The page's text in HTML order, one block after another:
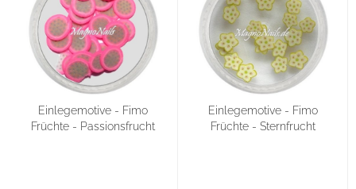
Einlegemotive - Fimo
Früchte - Passionsfrucht
Einlegemotive - Fimo
Früchte - Sternfrucht